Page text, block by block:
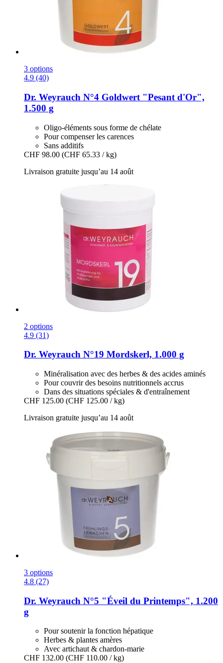
3 options
4.9 (40)
Dr. Weyrauch N°4 Goldwert "Pesant d'Or",
1.500 g
Oligo-éléments sous forme de chélate
Pour compenser les carences
Sans additifs
CHF 98.00 (CHF 65.33 / kg)
Livraison gratuite jusqu’au 14 août
2 options
4.9 (31)
Dr. Weyrauch N°19 Mordskerl, 1.000 g
Minéralisation avec des herbes & des acides aminés
Pour couvrir des besoins nutritionnels accrus
Dans des situations spéciales & d'entraînement
CHF 125.00 (CHF 125.00 / kg)
Livraison gratuite jusqu’au 14 août
3 options
4.8 (27)
Dr. Weyrauch N°5 "Éveil du Printemps", 1.200
g
Pour soutenir la fonction hépatique
Herbes & plantes amères
Avec artichaut & chardon-marie
CHF 132.00 (CHF 110.00 / kg)